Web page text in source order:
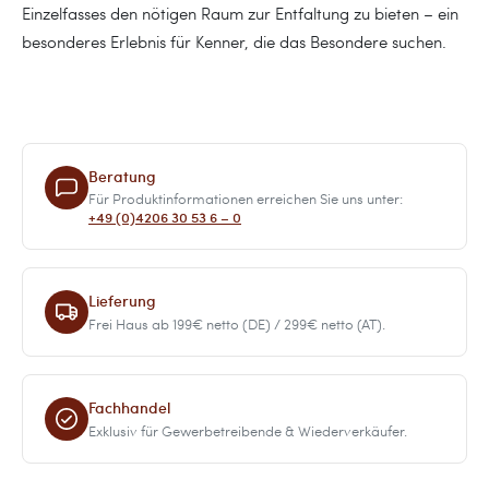
Einzelfasses den nötigen Raum zur Entfaltung zu bieten – ein
besonderes Erlebnis für Kenner, die das Besondere suchen.
Beratung
Für Produktinformationen erreichen Sie uns unter:
+49 (0)4206 30 53 6 – 0
Lieferung
Frei Haus ab 199€ netto (DE) / 299€ netto (AT).
Fachhandel
Exklusiv für Gewerbetreibende & Wiederverkäufer.